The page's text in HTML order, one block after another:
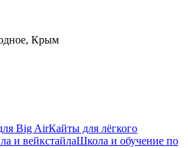
Крым
Big AirКайты для лёгкого
и вейкстайлаШкола и обучение по